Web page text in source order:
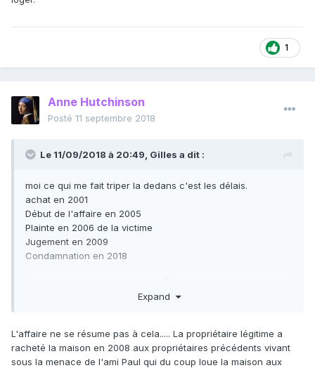
1
Anne Hutchinson
Posté 11 septembre 2018
Le 11/09/2018 à 20:49, Gilles a dit :
moi ce qui me fait triper la dedans c'est les délais.
achat en 2001
Début de l'affaire en 2005
Plainte en 2006 de la victime
Jugement en 2009
Condamnation en 2018
Expand
L'affaire ne se résume pas à cela..... La propriétaire légitime a
racheté la maison en 2008 aux propriétaires précédents vivant
sous la menace de l'ami Paul qui du coup loue la maison aux